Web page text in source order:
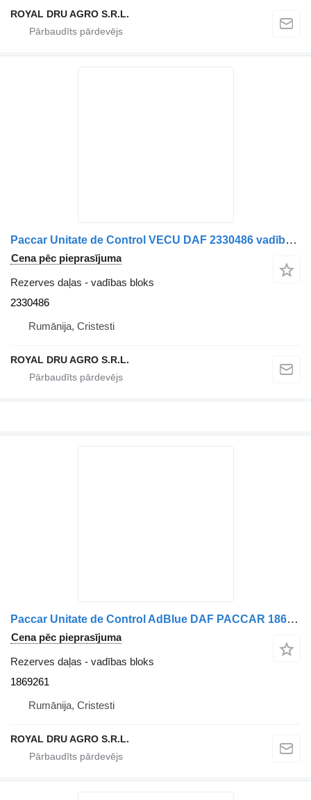
ROYAL DRU AGRO S.R.L.
Paccar Unitate de Control VECU DAF 2330486 vadības bloks paredzēts kravas automašīnas
Cena pēc pieprasījuma
Rezerves daļas - vadības bloks
2330486
Rumānija, Cristesti
ROYAL DRU AGRO S.R.L.
Paccar Unitate de Control AdBlue DAF PACCAR 1869261 vadības bloks paredzēts kravas automašīnas
Cena pēc pieprasījuma
Rezerves daļas - vadības bloks
1869261
Rumānija, Cristesti
ROYAL DRU AGRO S.R.L.